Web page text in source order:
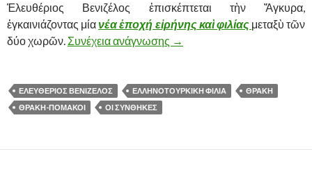
Ἐλευθέριος Βενιζέλος ἐπισκέπτεται τὴν Ἄγκυρα,
ἐγκαινιάζοντας μίανέα ἐποχή εἰρήνης καὶ φιλίας μεταξὺ τῶν
δύο χωρῶν. Συνέχεια ανάγνωσης 1928-1930 ΟΙ
→
ΕΛΕΥΘΕΡΙΟΣ ΒΕΝΙΖΕΛΟΣ ΕΛΛΗΝΟΤΟΥΡΚΙΚΗ ΦΙΛΙΑ
ΘΡΑΚΗ
ΘΡΑΚΗ-ΠΟΜΑΚΟΙ
ΟΙ ΣΥΝΘΗΚΕΣ